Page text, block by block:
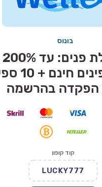
בונוס
+ 100
הפקדה בהרשמה
קוד קופון
LUCKY777